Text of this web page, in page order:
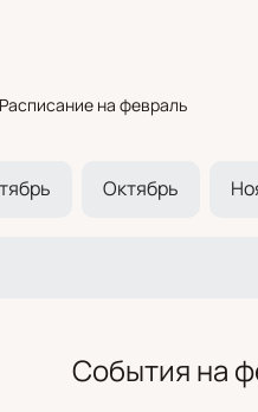
Расписание на февраль
Октябрь
События на